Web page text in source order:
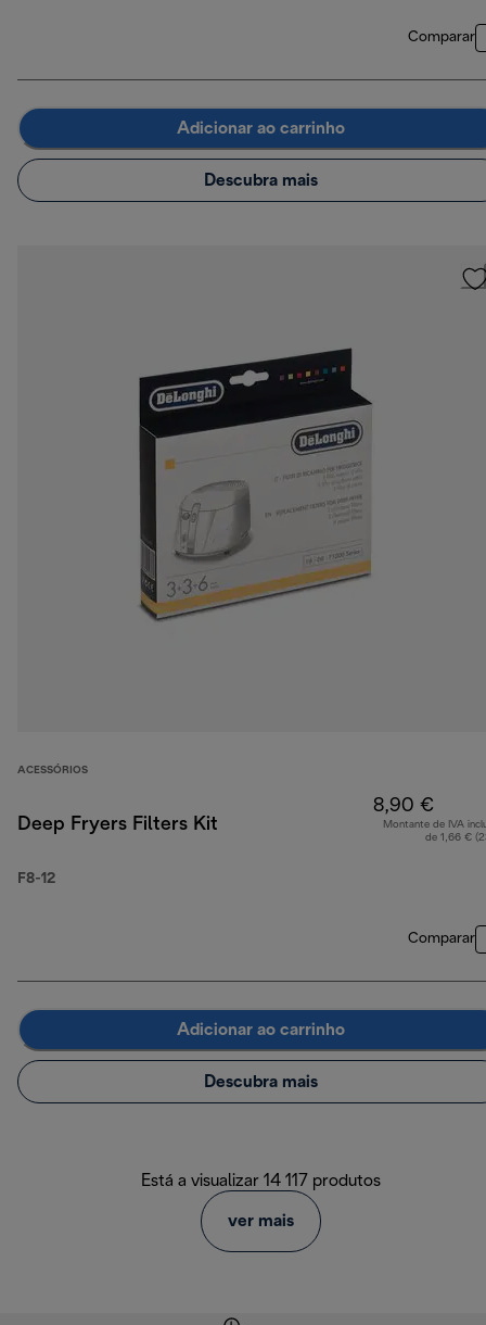
Comparar
Adicionar ao carrinho
Descubra mais
ACESSÓRIOS
Deep Fryers Filters Kit
F8-12
8,90 €
Montante de IVA
de 1,66 €
Comparar
Adicionar ao carrinho
Descubra mais
Está a visualizar 14 117 produtos
ver mais